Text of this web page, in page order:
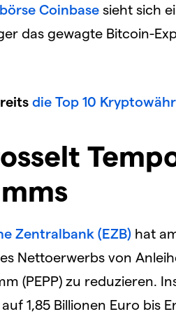
Coinbase sieht sich
das gewagte Bitcoin-
die Top 10
Zentralbank (EZB) hat
Nettoerwerbs von
(PEPP) zu reduzieren.
1,85 Billionen Euro bis